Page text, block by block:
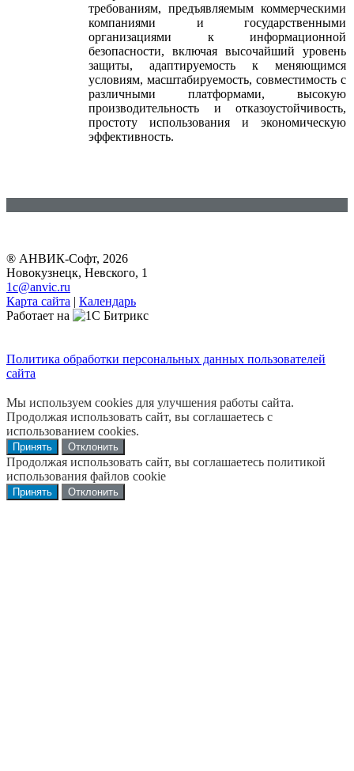
требованиям, предъявляемым коммерческими
компаниями и государственными
организациями к информационной
безопасности, включая высочайший уровень
защиты, адаптируемость к меняющимся
условиям, масштабируемость, совместимость с
различными платформами, высокую
производительность и отказоустойчивость,
простоту использования и экономическую
эффективность.
® АНВИК-Софт, 2026
Новокузнецк, Невского, 1
1c@anvic.ru
Карта сайта | Календарь
Работает на
Политика обработки персональных данных пользователей
сайта
Мы используем cookies для улучшения работы сайта.
Продолжая использовать сайт, вы соглашаетесь с
использованием cookies.
Принять Отклонить
Продолжая использовать сайт, вы соглашаетесь политикой
использования файлов cookie
Принять Отклонить